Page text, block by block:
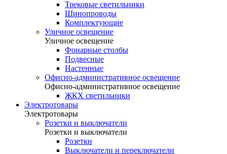
Трековые светильники
Шинопроводы
Комплектующие
Уличное освещение
Уличное освещение
Фонарные столбы
Подвесные
Настенные
Офисно-административное освещение
Офисно-административное освещение
ЖКХ светильники
Электротовары
Электротовары
Розетки и выключатели
Розетки и выключатели
Розетки
Выключатели и переключатели